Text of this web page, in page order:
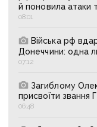
й поновила атаки
08:01
Війська рф
Донеччини: одна
07:12
Загиблому
присвоїти звання
06:48